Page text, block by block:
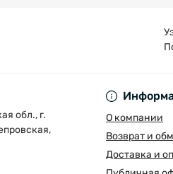
обл., г.
О компании
Возврат и
Доставка и